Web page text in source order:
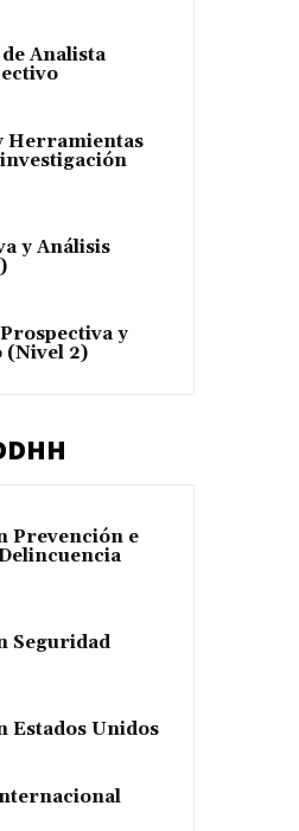
Analista
Herramientas
y Análisis
y
(Nivel 2)
Prevención e
Seguridad
Estados Unidos